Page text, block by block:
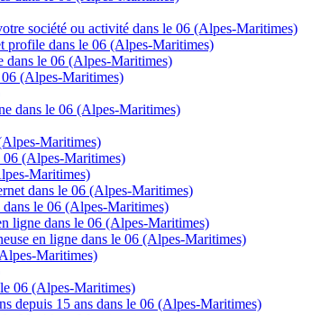
société ou activité dans le 06 (Alpes-Maritimes)
profile dans le 06 (Alpes-Maritimes)
dans le 06 (Alpes-Maritimes)
06 (Alpes-Maritimes)
dans le 06 (Alpes-Maritimes)
Maritimes)
06 (Alpes-Maritimes)
Maritimes)
dans le 06 (Alpes-Maritimes)
le 06 (Alpes-Maritimes)
ligne dans le 06 (Alpes-Maritimes)
en ligne dans le 06 (Alpes-Maritimes)
Maritimes)
06 (Alpes-Maritimes)
depuis 15 ans dans le 06 (Alpes-Maritimes)